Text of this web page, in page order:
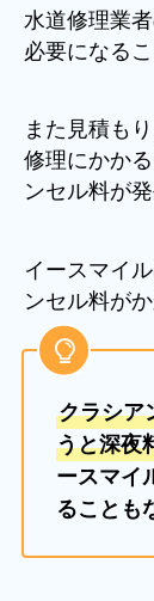
水道修理業
必要になる
また見積も
修理にかか
ンセル料が
イースマイ
ンセル料が
クラシア
うと深夜
ースマイ
ることも